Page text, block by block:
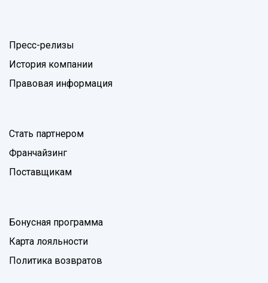
Пресс-релизы
История компании
Правовая информация
Стать партнером
Франчайзинг
Поставщикам
Бонусная программа
Карта лояльности
Политика возвратов